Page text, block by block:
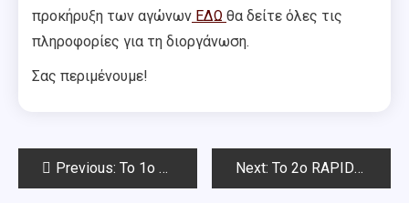
προκήρυξη των αγώνων ΕΔΩ θα δείτε όλες τις
πληροφορίες για τη διοργάνωση.
Σας περιμένουμε!
PostPrevious: Το 1o RAPID ΝΟΕΜΒΡΙΟΥ 2025 CHESS SQUARE-Αποτελέσματα Next: To 2o RAPID ΝΟΕΜΒΡΙΟΥ 2025 CHESS SQUARE